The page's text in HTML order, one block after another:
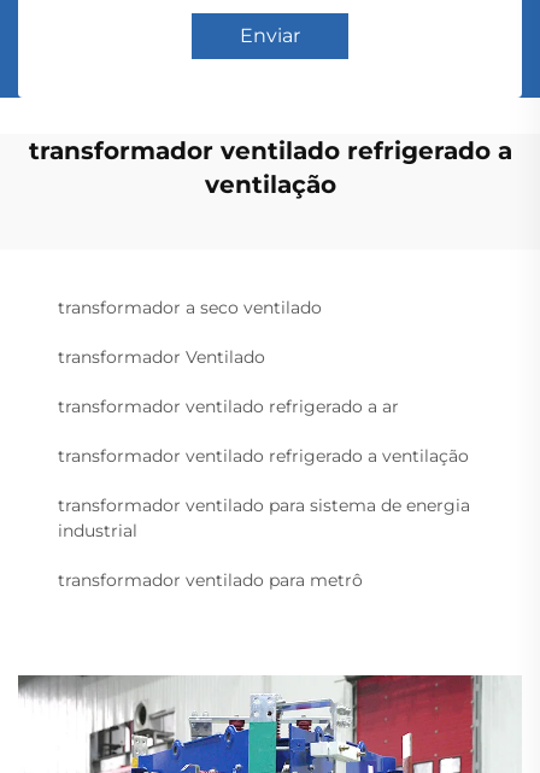
Enviar
transformador ventilado refrigerado a
ventilação
transformador a seco ventilado
transformador Ventilado
transformador ventilado refrigerado a ar
transformador ventilado refrigerado a ventilação
transformador ventilado para sistema de energia
industrial
transformador ventilado para metrô